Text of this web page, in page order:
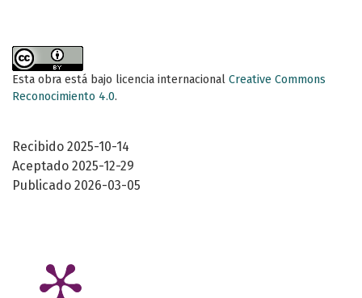
Recibido 2025-10-14
Aceptado 2025-12-29
Publicado 2026-03-05
Esta obra está bajo licencia internacional Creative Commons
Reconocimiento 4.0.